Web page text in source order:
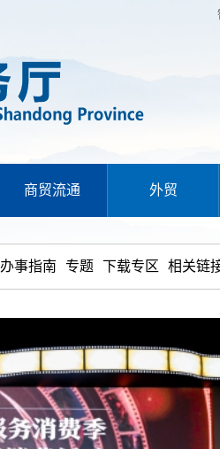
商贸流通 外贸
办事指南 专题 下载专区 相关链